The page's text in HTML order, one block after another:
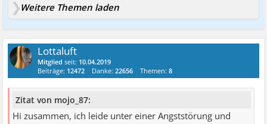
Weitere Themen laden
Lottaluft
Mitglied seit: 10.04.2019
Beiträge: 12472 Danke:22656 Themen:8
Zitat von mojo_87:
Hi zusammen, ich leide unter einer Angststörung und